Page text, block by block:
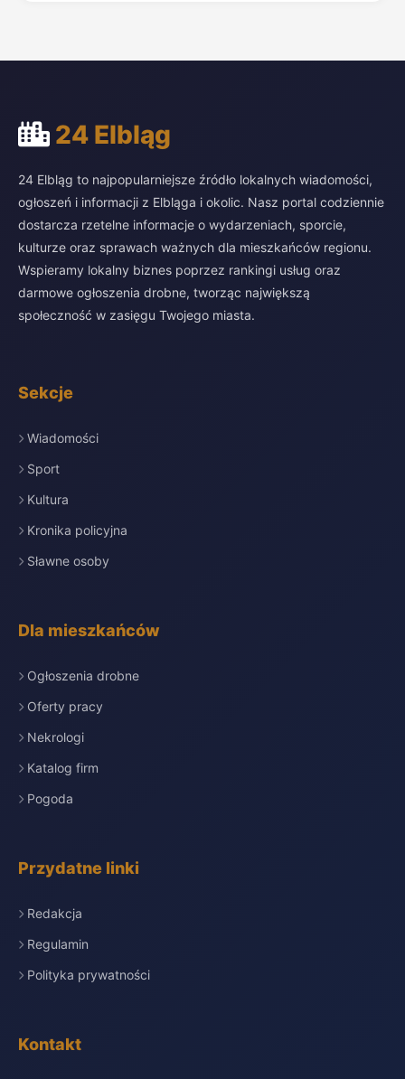
24 Elbląg
24 Elbląg to najpopularniejsze źródło lokalnych wiadomości,
ogłoszeń i informacji z Elbląga i okolic. Nasz portal codziennie
dostarcza rzetelne informacje o wydarzeniach, sporcie,
kulturze oraz sprawach ważnych dla mieszkańców regionu.
Wspieramy lokalny biznes poprzez rankingi usług oraz
darmowe ogłoszenia drobne, tworząc największą
społeczność w zasięgu Twojego miasta.
Sekcje
Wiadomości
Sport
Kultura
Kronika policyjna
Sławne osoby
Dla mieszkańców
Ogłoszenia drobne
Oferty pracy
Nekrologi
Katalog firm
Pogoda
Przydatne linki
Redakcja
Regulamin
Polityka prywatności
Kontakt